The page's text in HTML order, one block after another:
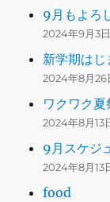
9月もよろ
2024年9月3日
新学期は
2024年8月26
ワクワク夏
2024年8月13
9月スケジ
2024年8月13
food